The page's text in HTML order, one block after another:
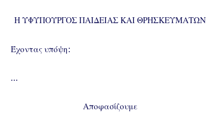
Η ΥΦΥΠΟΥΡΓΟΣ ΠΑΙΔΕΙΑΣ ΚΑΙ ΘΡΗΣΚΕΥΜΑΤΩΝ
Έχοντας υπόψη:
…
Αποφασίζουμε